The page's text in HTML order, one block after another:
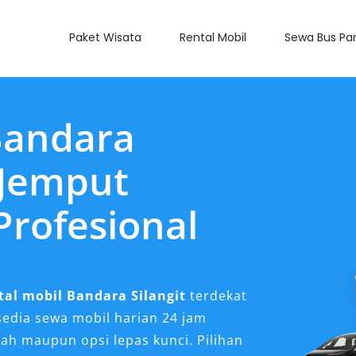
Paket Wisata Rental Mobil Sewa Bus
mobil Bandara Silangit terdekat
sewa mobil harian 24 jam
maupun opsi lepas kunci. Pilihan